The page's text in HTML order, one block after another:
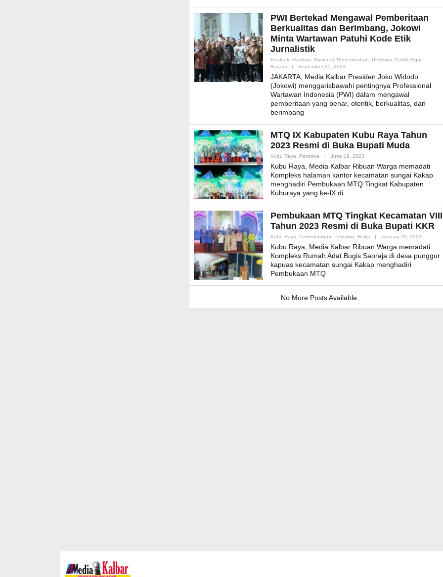
PWI Bertekad Mengawal Pemberitaan
Berkualitas dan Berimbang, Jokowi
Minta Wartawan Patuhi Kode Etik
Jurnalistik
Eduktek, Hankam, Nasional, Pemerintahan, Peristiwa, Publik Figur,
Ragam
| September 25, 2023
JAKARTA, Media Kalbar Presiden Joko Widodo
(Jokowi) menggarisbawahi pentingnya Professional
Wartawan Indonesia (PWI) dalam mengawal
pemberitaan yang benar, otentik, berkualitas, dan
berimbang
MTQ IX Kabupaten Kubu Raya Tahun
2023 Resmi di Buka Bupati Muda
Kubu Raya, Peristiwa | June 19, 2023
Kubu Raya, Media Kalbar Ribuan Warga memadati
Kompleks halaman kantor kecamatan sungai Kakap
menghadiri Pembukaan MTQ Tingkat Kabupaten
Kuburaya yang ke-lX di
Pembukaan MTQ Tingkat Kecamatan VIII
Tahun 2023 Resmi di Buka Bupati KKR
Kubu Raya, Pemerintahan, Peristiwa, Religi | January 30, 2023
Kubu Raya, Media Kalbar Ribuan Warga memadati
Kompleks Rumah Adat Bugis Saoraja di desa punggur
kapuas kecamatan sungai Kakap menghadiri
Pembukaan MTQ
No More Posts Available.